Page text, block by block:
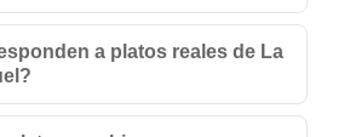
a platos reales de La